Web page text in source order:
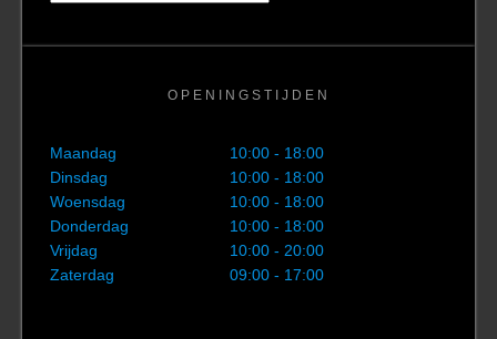
OPENINGSTIJDEN
Maandag
10:00 - 18:00
Dinsdag
10:00 - 18:00
Woensdag
10:00 - 18:00
Donderdag
10:00 - 18:00
Vrijdag
10:00 - 20:00
Zaterdag
09:00 - 17:00